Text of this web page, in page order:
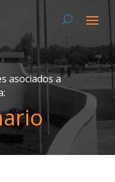
asociados a